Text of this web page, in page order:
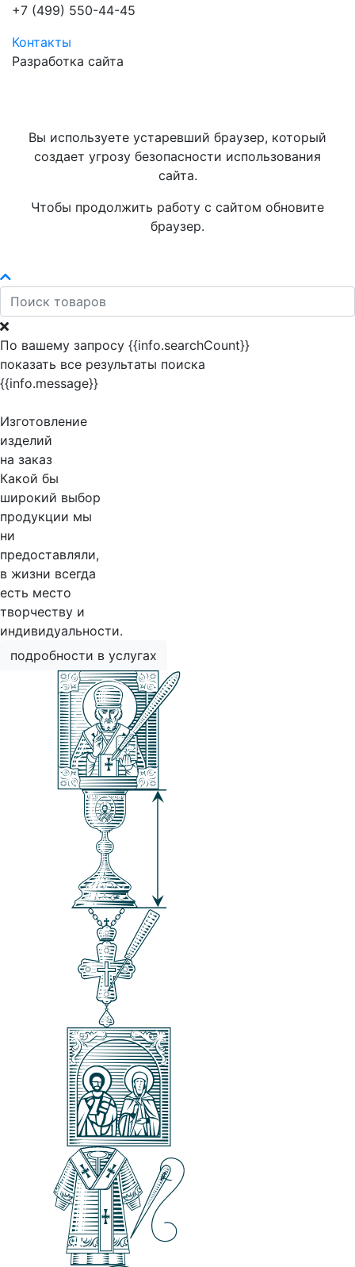
+7 (499) 550-44-45
Контакты
Разработка сайта
Вы используете устаревший браузер, который
создает угрозу безопасности использования
сайта.
Чтобы продолжить работу с сайтом обновите
браузер.
По вашему запросу {{info.searchCount}}
показать все результаты поиска
{{info.message}}
Изготовление
изделий
на заказ
Какой бы
широкий выбор
продукции мы
ни
предоставляли,
в жизни всегда
есть место
творчеству и
индивидуальности.
подробности в услугах